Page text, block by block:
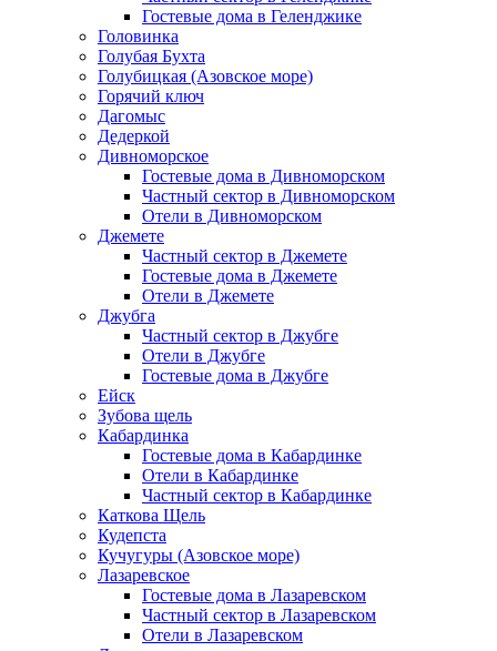
Гостевые дома в Геленджике
Головинка
Голубая Бухта
Голубицкая (Азовское море)
Горячий ключ
Дагомыс
Дедеркой
Дивноморское
Гостевые дома в Дивноморском
Частный сектор в Дивноморском
Отели в Дивноморском
Джемете
Частный сектор в Джемете
Гостевые дома в Джемете
Отели в Джемете
Джубга
Частный сектор в Джубге
Отели в Джубге
Гостевые дома в Джубге
Ейск
Зубова щель
Кабардинка
Гостевые дома в Кабардинке
Отели в Кабардинке
Частный сектор в Кабардинке
Каткова Щель
Кудепста
Кучугуры (Азовское море)
Лазаревское
Гостевые дома в Лазаревском
Частный сектор в Лазаревском
Отели в Лазаревском